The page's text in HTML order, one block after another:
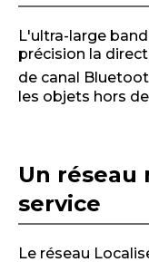
L'ultra-large
précision la
de canal
les objets hors
Un réseau
service
Le réseau